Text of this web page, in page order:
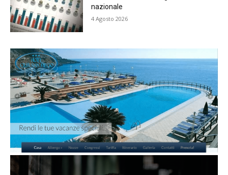
nazionale
4 Agosto 2026